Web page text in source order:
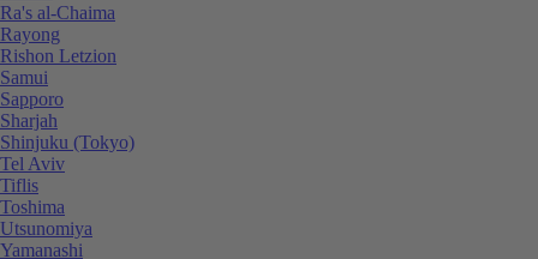
Ra's al-Chaima
Rayong
Rishon Letzion
Samui
Sapporo
Sharjah
Shinjuku (Tokyo)
Tel Aviv
Tiflis
Toshima
Utsunomiya
Yamanashi